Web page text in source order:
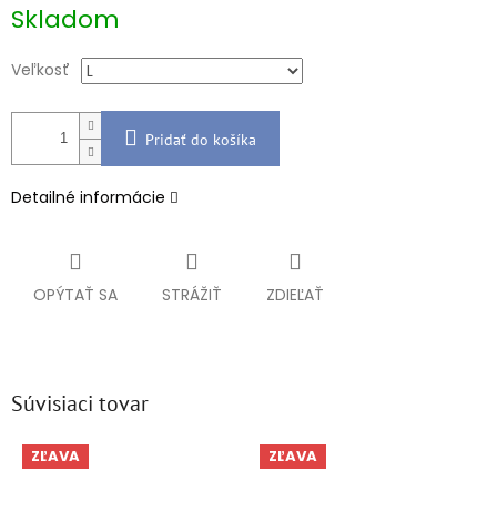
cena:
Skladom
Veľkosť
Pridať do košíka
Detailné informácie
OPÝTAŤ SA STRÁŽIŤ ZDIEĽAŤ
Súvisiaci tovar
ZĽAVA ZĽAVA